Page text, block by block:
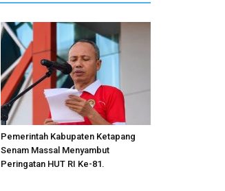
Pemerintah Kabupaten Ketapang
Senam Massal Menyambut
Peringatan HUT RI Ke-81.